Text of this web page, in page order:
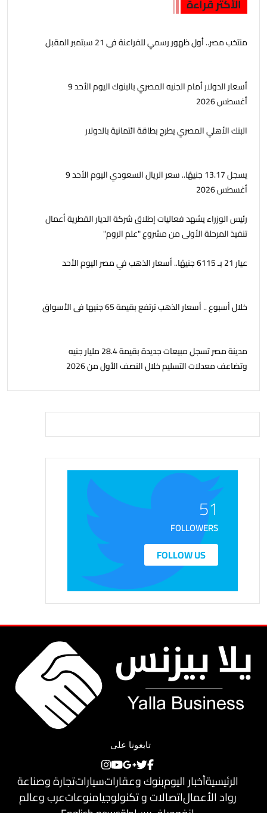
الأكثر قراءة
منتخب مصر.. أول ظهور رسمي للفراعنة فى 21 سبتمبر المقبل
أسعار الدولار أمام الجنيه المصري بالبنوك اليوم الأحد 9
أغسطس 2026
البنك الأهلي المصري يطرح بطاقة ائتمانية بالدولار
يسجل 13.17 جنيهًا.. سعر الريال السعودي اليوم الأحد 9
أغسطس 2026
رئيس الوزراء يشهد فعاليات إطلاق شركة الديار القطرية أعمال
تنفيذ المرحلة الأولى من مشروع "علم الروم"
عيار 21 بـ 6115 جنيهًا.. أسعار الذهب في مصر اليوم الأحد
خلال أسبوع .. أسعار الذهب ترتفع بقيمة 65 جنيها فى الأسواق
مدينة مصر تسجل مبيعات جديدة بقيمة 28.4 مليار جنيه
وتضاعف معدلات التسليم خلال النصف الأول من 2026
51
FOLLOWERS
FOLLOW US
تابعونا على
الرئيسيةأخبار اليومبنوك وعقاراتسياراتتجارة وصناعة
رواد الأعمالاتصالات و تكنولوجيامنوعاتعرب وعالم